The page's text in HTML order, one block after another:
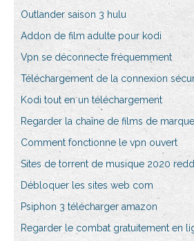
Outlander saison 3 hulu
Addon de film adulte pour kodi
Vpn se déconnecte fréquemment
Téléchargement de la connexion
Kodi tout en un téléchargement
Regarder la chaîne de films de
Comment fonctionne le vpn ouvert
Sites de torrent de musique 2020
Débloquer les sites web com
Psiphon 3 télécharger amazon
Regarder le combat gratuitement en